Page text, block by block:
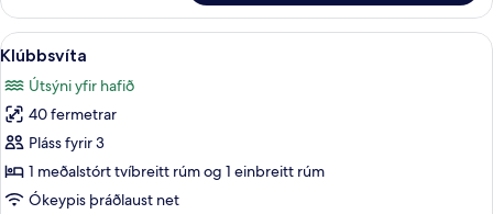
-
útsýni
yfir
höfn
herbergi
1
rúm
-
útsýni
yfir
höfn
Skoða
allar
myndir
fyrir
Klúbbsvíta
5
Klúbbsvíta
Útsýni yfir hafið
40 fermetrar
Pláss fyrir 3
1 meðalstórt tvíbreitt rúm og 1 einbreitt rúm
Ókeypis þráðlaust net